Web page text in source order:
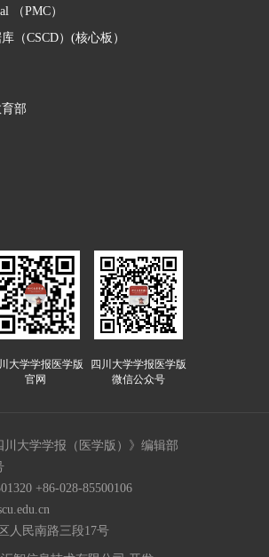
（PMC）
（CSCD）(核心板）
部
大学学报医学版
官网
四川大学学报医学版
微信公众号
川大学学报（医学版）》编辑部
+86-028-85500106
人民南路三段17号